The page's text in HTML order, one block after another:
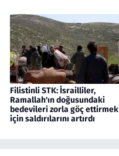
Filistinli STK: İsrailliler,
Ramallah'ın doğusundaki
bedevileri zorla göç ettirmek
için saldırılarını artırdı